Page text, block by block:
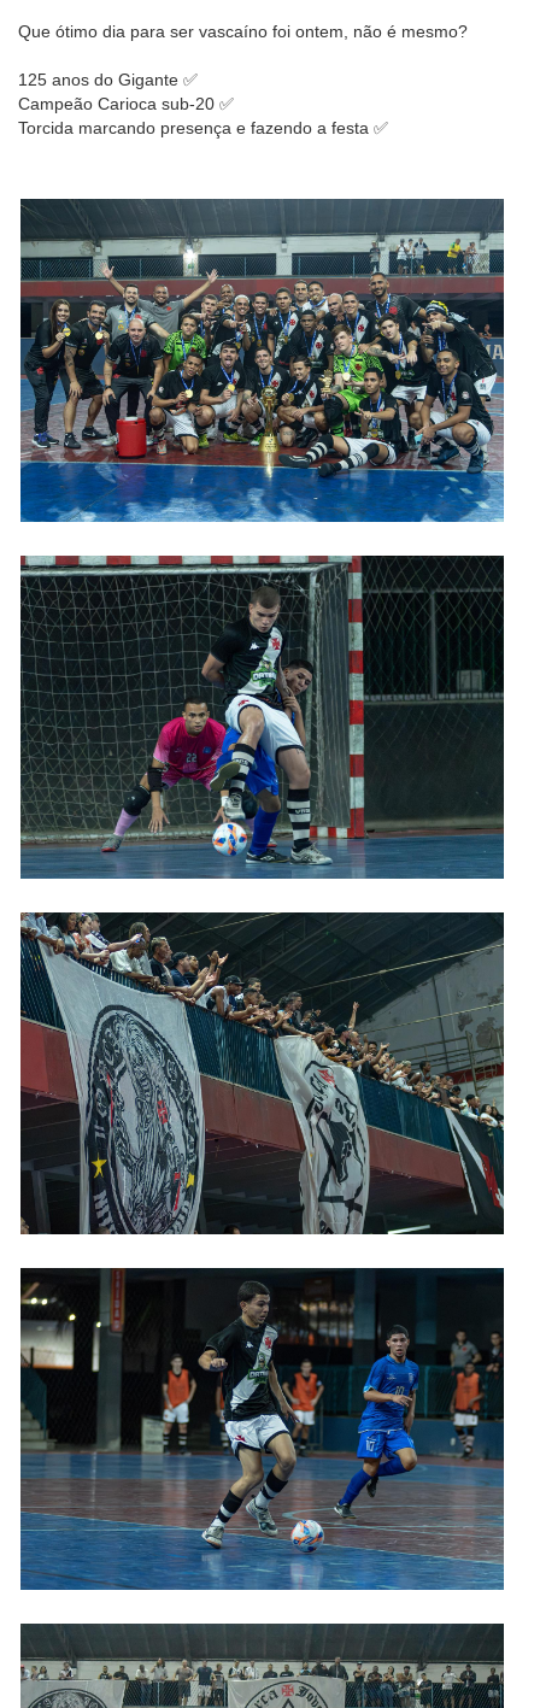
Que ótimo dia para ser vascaíno foi ontem, não é mesmo?
125 anos do Gigante ✅
Campeão Carioca sub-20 ✅
Torcida marcando presença e fazendo a festa ✅